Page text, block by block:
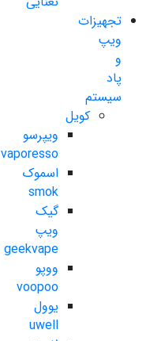
تجهیزات
ویپ
و
پاد
سیستم
کویل
ویپرسو
vaporesso
اسموک
smok
گیک
ویپ
geekvape
ووپو
voopoo
یوول
uwell